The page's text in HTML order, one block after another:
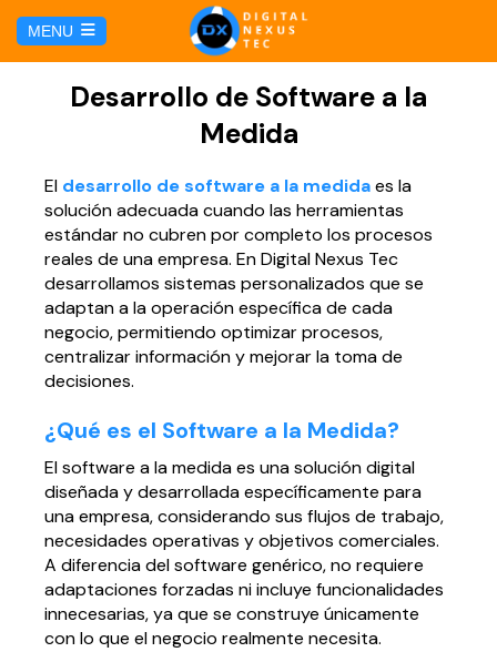
MENU
Hosting y Dominio
Gestión de Redes Sociales
Brand Book
Soluciones TI
PÁGINAS
Página web para Agencias de Viaje
Página web para Hoteles
Página web para Tiendas Virtuales
Página web para Empresas
MARKETING DIGITAL
Marketing por Facebook
BLOG
CONTÁCTANOS
Desarrollo de Software a la
Medida
El desarrollo de software a la medidaes la
solución adecuada cuando las herramientas
estándar no cubren por completo los procesos
reales de una empresa. En Digital Nexus Tec
desarrollamos sistemas personalizados que se
adaptan a la operación específica de cada
negocio, permitiendo optimizar procesos,
centralizar información y mejorar la toma de
decisiones.
¿Qué es el Software a la Medida?
El software a la medida es una solución digital
diseñada y desarrollada específicamente para
una empresa, considerando sus flujos de trabajo,
necesidades operativas y objetivos comerciales.
A diferencia del software genérico, no requiere
adaptaciones forzadas ni incluye funcionalidades
innecesarias, ya que se construye únicamente
con lo que el negocio realmente necesita.